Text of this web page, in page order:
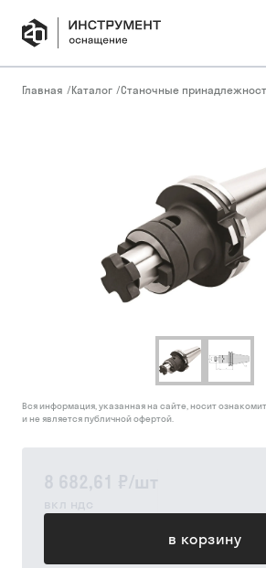
Главная /Каталог /Станочные
8 682,61 ₽/шт
вкл ндс
в корзину
Вся информация, указанная на сайте, носит
и не является публичной офертой.